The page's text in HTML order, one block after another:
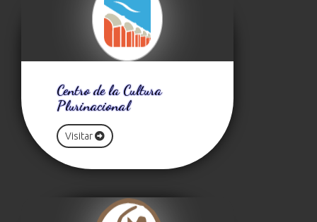
Centro de la Cultura
Plurinacional
Visitar